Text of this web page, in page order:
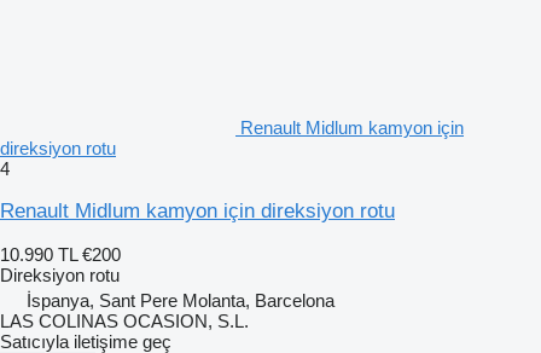
Renault Midlum kamyon için
direksiyon rotu
4
Renault Midlum kamyon için direksiyon rotu
10.990 TL €200
Direksiyon rotu
İspanya, Sant Pere Molanta, Barcelona
LAS COLINAS OCASION, S.L.
Satıcıyla iletişime geç